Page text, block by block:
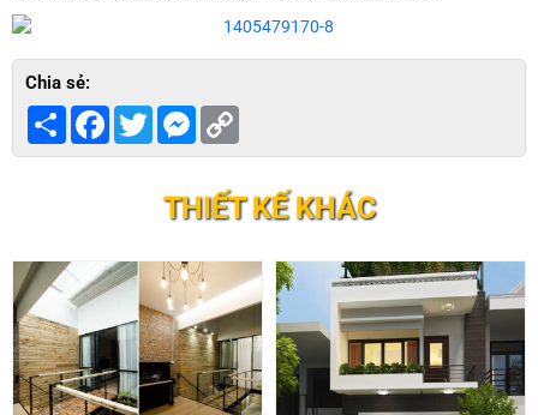
Chia sẻ:
Share Facebook
TwitterMessenger
THIẾT KẾ KHÁC